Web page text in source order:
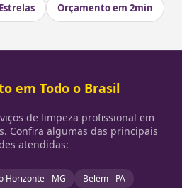
Orçamento em 2min
em Todo o Brasil
de limpeza profissional em
Confira algumas das principais
atendidas:
Horizonte - MG
Belém - PA